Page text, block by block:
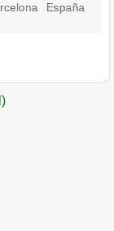
España